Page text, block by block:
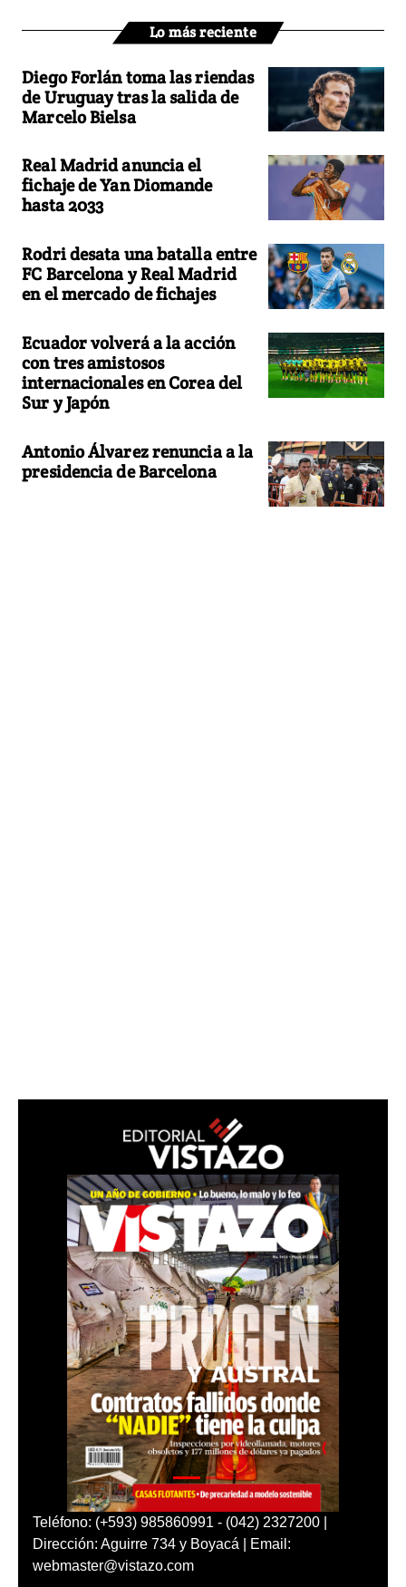
Lo más reciente
Diego Forlán toma las riendas
de Uruguay tras la salida de
Marcelo Bielsa
Real Madrid anuncia el
fichaje de Yan Diomande
hasta 2033
Rodri desata una batalla entre
FC Barcelona y Real Madrid
en el mercado de fichajes
Ecuador volverá a la acción
con tres amistosos
internacionales en Corea del
Sur y Japón
Antonio Álvarez renuncia a la
presidencia de Barcelona
Teléfono: (+593) 985860991 - (042) 2327200 |
Dirección: Aguirre 734 y Boyacá | Email:
webmaster@vistazo.com